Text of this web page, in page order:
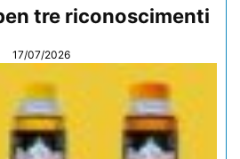
tre riconoscimenti
17/07/2026